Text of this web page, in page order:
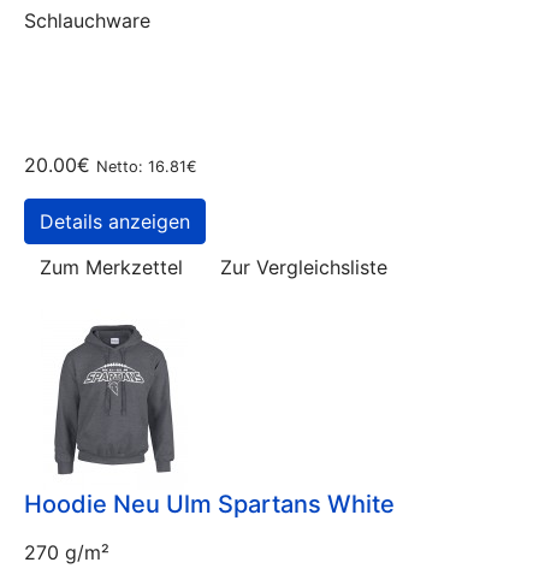
Schlauchware
20.00€ Netto: 16.81€
Details anzeigen
Zum Merkzettel
Zur Vergleichsliste
Hoodie Neu Ulm Spartans White
270 g/m²